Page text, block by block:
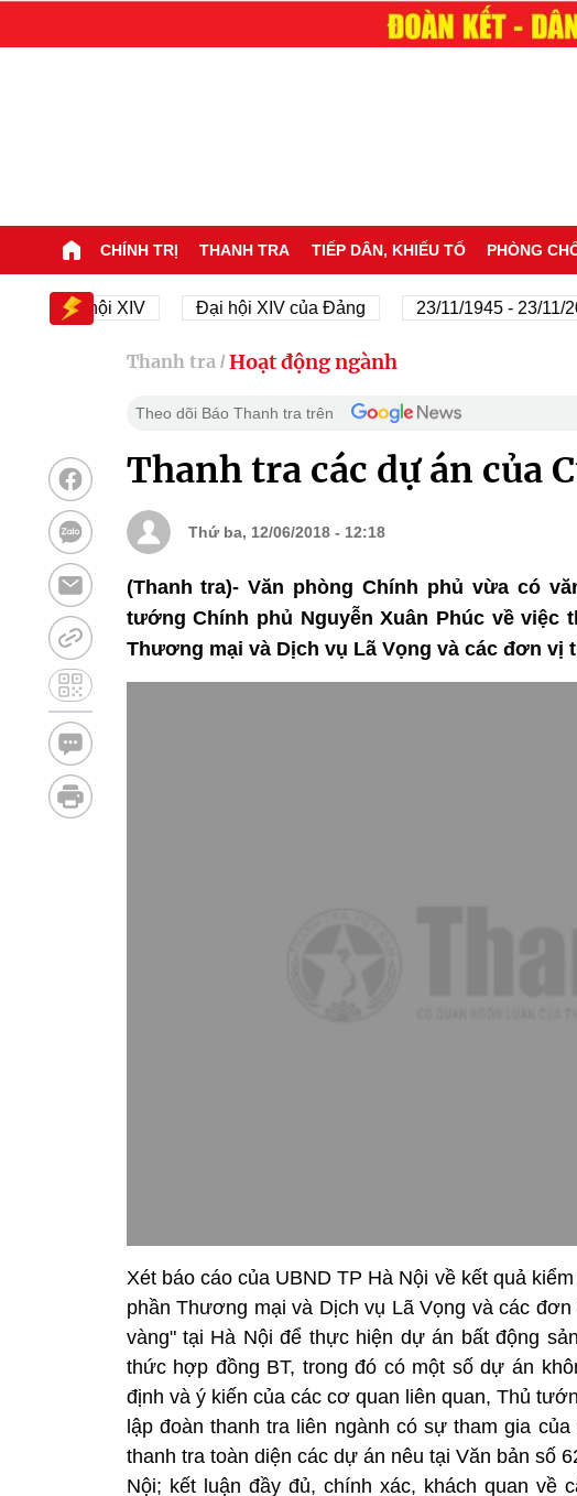
CHÍNH TRỊ THANH TRA TIẾP DÂN, KHIẾU TỐ PHÒNG
Đại hội XIV Đại hội XIV của Đảng 23/11/1945 - 23/11/2025
Thanh tra / Hoạt động ngành
Theo dõi Báo Thanh tra trên
Thanh tra các dự án của
Thứ ba, 12/06/2018 - 12:18
(Thanh tra)- Văn phòng Chính phủ vừa có
tướng Chính phủ Nguyễn Xuân Phúc về việc
Thương mại và Dịch vụ Lã Vọng và các đơn vị
Xét báo cáo của UBND TP Hà Nội về kết quả
phần Thương mại và Dịch vụ Lã Vọng và các
vàng" tại Hà Nội để thực hiện dự án bất động
thức hợp đồng BT, trong đó có một số dự án
định và ý kiến của các cơ quan liên quan, Thủ
lập đoàn thanh tra liên ngành có sự tham gia
thanh tra toàn diện các dự án nêu tại Văn bản số
Nội; kết luận đầy đủ, chính xác, khách quan về